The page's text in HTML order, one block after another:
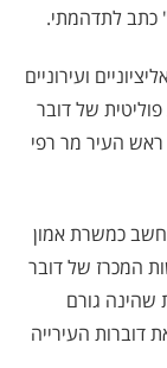
כתב לתדהמתי.
ועירוניים
של דובר
ראש העיר מר רפי
כמשרת אמון
המכרז של דובר
שהינה גורם
דוברות העירייה